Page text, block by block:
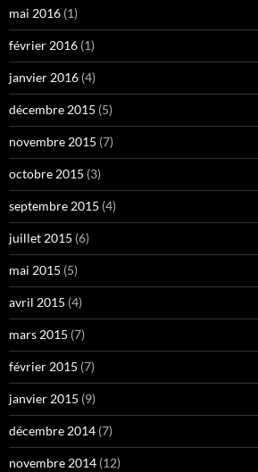
mai 2016 (1)
février 2016 (1)
janvier 2016 (4)
décembre 2015 (5)
novembre 2015 (7)
octobre 2015 (3)
septembre 2015 (4)
juillet 2015 (6)
mai 2015 (5)
avril 2015 (4)
mars 2015 (7)
février 2015 (7)
janvier 2015 (9)
décembre 2014 (7)
novembre 2014 (12)